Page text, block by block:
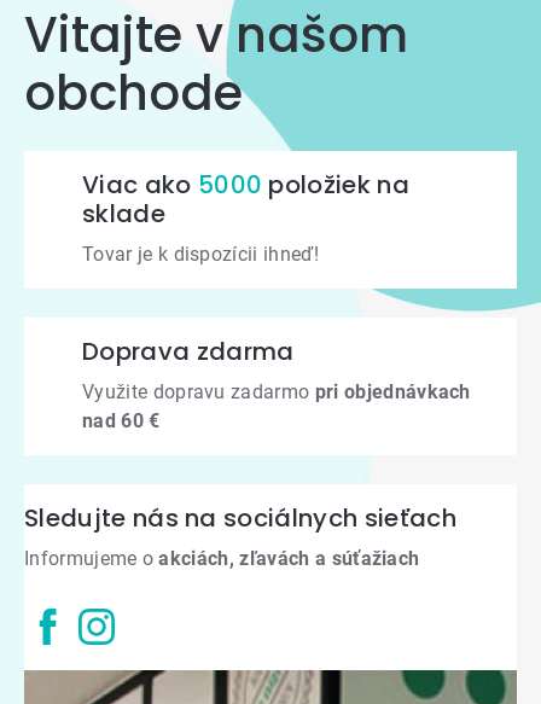
Vitajte v našom
obchode
Viac ako 5000 položiek na
sklade
Tovar je k dispozícii ihneď!
Doprava zdarma
Využite dopravu zadarmo pri objednávkach
nad 60 €
Sledujte nás na sociálnych sieťach
Informujeme oakciách, zľavách a súťažiach